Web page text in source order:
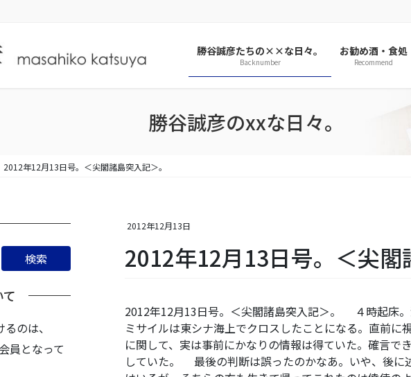
勝谷誠彦たちの××な日々。
Backnumber
お勧め酒・食処
Recommend
勝谷誠彦のxxな日々。
2012年12月13日号。＜尖閣諸島突入記＞。
2012年12月13日
2012年12月13日号。＜尖閣
2012年12月13日号。＜尖閣諸島突入記＞。 ４時起床
ミサイルは東シナ海上でクロスしたことになる。直前
に関して、実は事前にかなりの情報は得ていた。確言で
していた。 最後の判断は誤ったのかなあ。いや、後に
のは、
員となって